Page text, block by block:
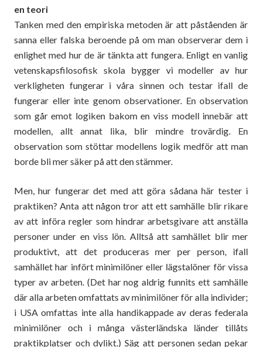
en teori
Tanken med den empiriska metoden är att påståenden är
sanna eller falska beroende på om man observerar dem i
enlighet med hur de är tänkta att fungera. Enligt en vanlig
vetenskapsfilosofisk skola bygger vi modeller av hur
verkligheten fungerar i våra sinnen och testar ifall de
fungerar eller inte genom observationer. En observation
som går emot logiken bakom en viss modell innebär att
modellen, allt annat lika, blir mindre trovärdig. En
observation som stöttar modellens logik medför att man
borde bli mer säker på att den stämmer.
Men, hur fungerar det med att göra sådana här tester i
praktiken? Anta att någon tror att ett samhälle blir rikare
av att införa regler som hindrar arbetsgivare att anställa
personer under en viss lön. Alltså att samhället blir mer
produktivt, att det produceras mer per person, ifall
samhället har infört minimilöner eller lägstalöner för vissa
typer av arbeten. (Det har nog aldrig funnits ett samhälle
där alla arbeten omfattats av minimilöner för alla individer;
i USA omfattas inte alla handikappade av deras federala
minimilöner och i många västerländska länder tillåts
praktikplatser och dylikt.) Säg att personen sedan pekar